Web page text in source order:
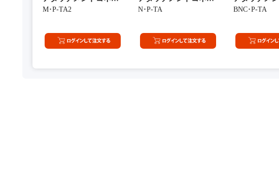
M･P-TA2 N･P-TA BNC･P-TA